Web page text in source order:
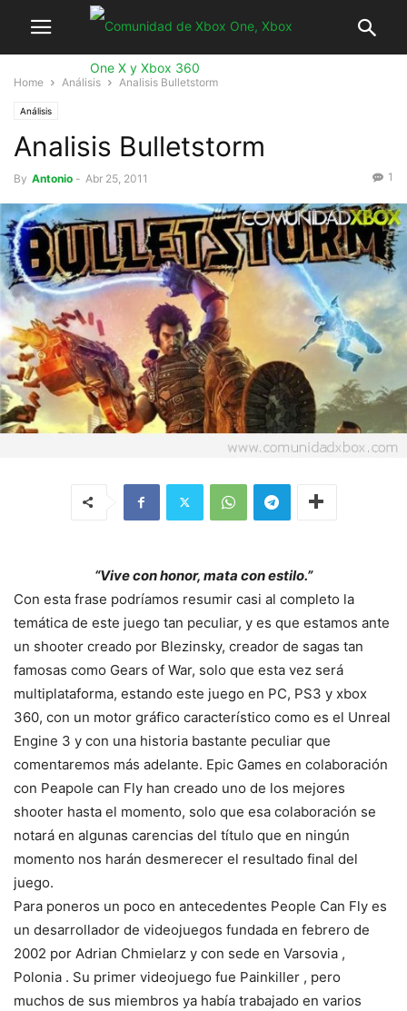
Home Análisis Analisis Bulletstorm
Análisis
Analisis Bulletstorm
By Antonio - Abr 25, 2011 1
“Vive con honor, mata con estilo.”
Con esta frase podríamos resumir casi al completo la
temática de este juego tan peculiar, y es que estamos ante
un shooter creado por Blezinsky, creador de sagas tan
famosas como Gears of War, solo que esta vez será
multiplataforma, estando este juego en PC, PS3 y xbox
360, con un motor gráfico característico como es el Unreal
Engine 3 y con una historia bastante peculiar que
comentaremos más adelante. Epic Games en colaboración
con Peapole can Fly han creado uno de los mejores
shooter hasta el momento, solo que esa colaboración se
notará en algunas carencias del título que en ningún
momento nos harán desmerecer el resultado final del
juego.
Para poneros un poco en antecedentes People Can Fly es
un desarrollador de videojuegos fundada en febrero de
2002 por Adrian Chmielarz y con sede en Varsovia ,
Polonia . Su primer videojuego fue Painkiller , pero
muchos de sus miembros ya había trabajado en varios